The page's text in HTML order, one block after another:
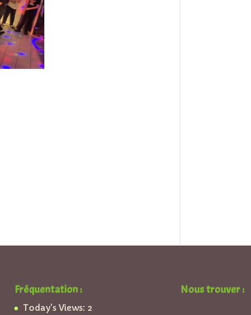
Fréquentation :
Today's Views: 2
Nous trouver :